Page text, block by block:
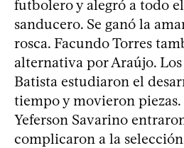
futbolero y alegró a todo
sanducero. Se ganó la
rosca. Facundo Torres
alternativa por Araújo.
Batista estudiaron el
tiempo y movieron
Yeferson Savarino
complicaron a la